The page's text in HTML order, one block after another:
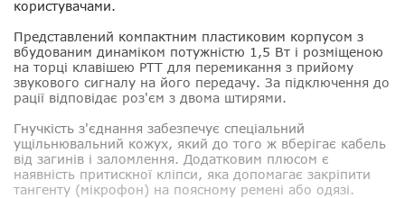
користувачами.
Представлений компактним пластиковим корпусом з
вбудованим динаміком потужністю 1,5 Вт і розміщеною
на торці клавішею PTT для перемикання з прийому
звукового сигналу на його передачу. За підключення до
рації відповідає роз'єм з двома штирями.
Гнучкість з'єднання забезпечує спеціальний
ущільнювальний кожух, який до того ж вберігає кабель
від загинів і заломлення. Додатковим плюсом є
наявність притискної кліпси, яка допомагає закріпити
тангенту (мікрофон) на поясному ремені або одязі.